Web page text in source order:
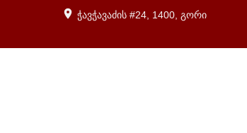
ჭავჭავაძის #24, 1400, გორი